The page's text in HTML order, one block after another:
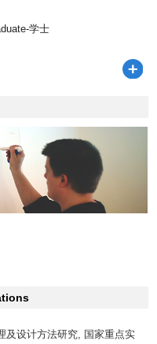
学士
及设计方法研究, 国家重点实